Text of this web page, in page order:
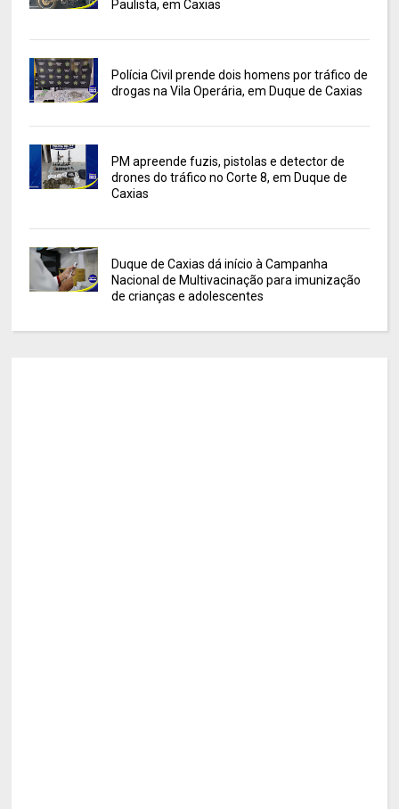
Paulista, em Caxias
Polícia Civil prende dois homens por tráfico de
drogas na Vila Operária, em Duque de Caxias
PM apreende fuzis, pistolas e detector de
drones do tráfico no Corte 8, em Duque de
Caxias
Duque de Caxias dá início à Campanha
Nacional de Multivacinação para imunização
de crianças e adolescentes